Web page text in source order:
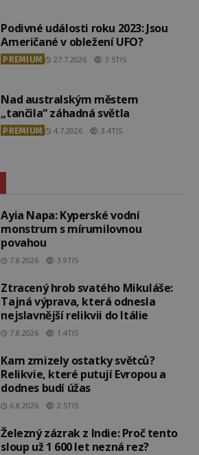
Podivné události roku 2023: Jsou
Američané v obležení UFO?
PREMIUM 27.7.2026 3.5TIS
Nad australským městem
„tančila“ záhadná světla
PREMIUM 4.7.2026 3.4TIS
Ayia Napa: Kyperské vodní
monstrum s mírumilovnou
povahou
7.8.2026 3.9TIS
Ztracený hrob svatého Mikuláše:
Tajná výprava, která odnesla
nejslavnější relikvii do Itálie
7.8.2026 1.4TIS
Kam zmizely ostatky světců?
Relikvie, které putují Evropou a
dodnes budí úžas
6.8.2026 2.5TIS
Železný zázrak z Indie: Proč tento
sloup už 1 600 let nezná rez?